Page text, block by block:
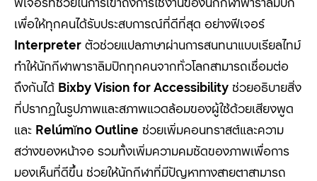
เพื่อให้ทุกคนได้รับประสบการณ์ที่ดีที่สุด อย่างฟีเจอร์
Interpreter ตัวช่วยแปลภาษาผ่านการสนทนาแบบเรียลไทม์
ทำให้นักกีฬาพาราลิมปิกทุกคนจากทั่วโลกสามารถเชื่อมต่อ
ถึงกันได้ Bixby Vision for Accessibility ช่วยอธิบายสิ่ง
ที่ปรากฏในรูปภาพและสภาพแวดล้อมของผู้ใช้ด้วยเสียงพูด
และ Relúmĭno Outline ช่วยเพิ่มคอนทราสต์และความ
สว่างของหน้าจอ รวมทั้งเพิ่มความคมชัดของภาพเพื่อการ
มองเห็นที่ดีขึ้น ช่วยให้นักกีฬาที่มีปัญหาทางสายตาสามารถ